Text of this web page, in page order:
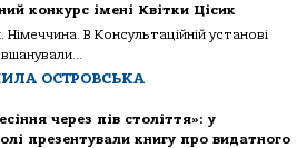
конкурс імені Квітки Цісик
В Консультаційній установі
ОСТРОВСЬКА
через пів століття»: у
презентували книгу про видатного